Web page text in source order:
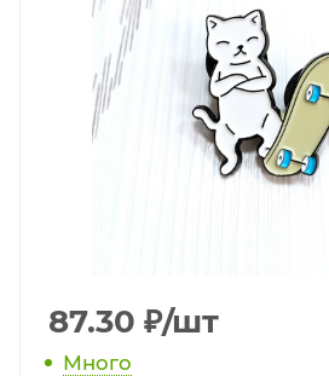
87.30 ₽/шт
Много